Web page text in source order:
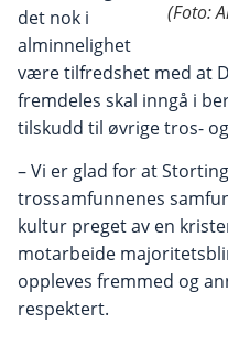
(Foto:
det nok i
alminnelighet
være tilfredshet med at
fremdeles skal inngå i
tilskudd til øvrige tros-
– Vi er glad for at
trossamfunnenes
kultur preget av en
motarbeide
oppleves fremmed og
respektert.